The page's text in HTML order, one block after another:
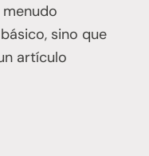
sino que
artículo